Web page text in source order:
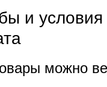
и условия
можно